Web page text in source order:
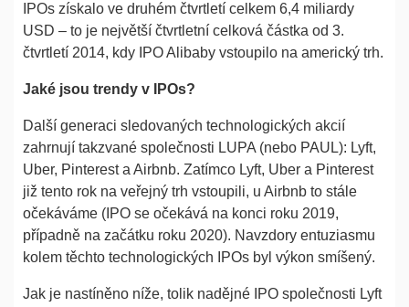
IPOs získalo ve druhém čtvrtletí celkem 6,4 miliardy
USD – to je největší čtvrtletní celková částka od 3.
čtvrtletí 2014, kdy IPO Alibaby vstoupilo na americký trh.
Jaké jsou trendy v IPOs?
Další generaci sledovaných technologických akcií
zahrnují takzvané společnosti LUPA (nebo PAUL): Lyft,
Uber, Pinterest a Airbnb. Zatímco Lyft, Uber a Pinterest
již tento rok na veřejný trh vstoupili, u Airbnb to stále
očekáváme (IPO se očekává na konci roku 2019,
případně na začátku roku 2020). Navzdory entuziasmu
kolem těchto technologických IPOs byl výkon smíšený.
Jak je nastíněno níže, tolik nadějné IPO společnosti Lyft